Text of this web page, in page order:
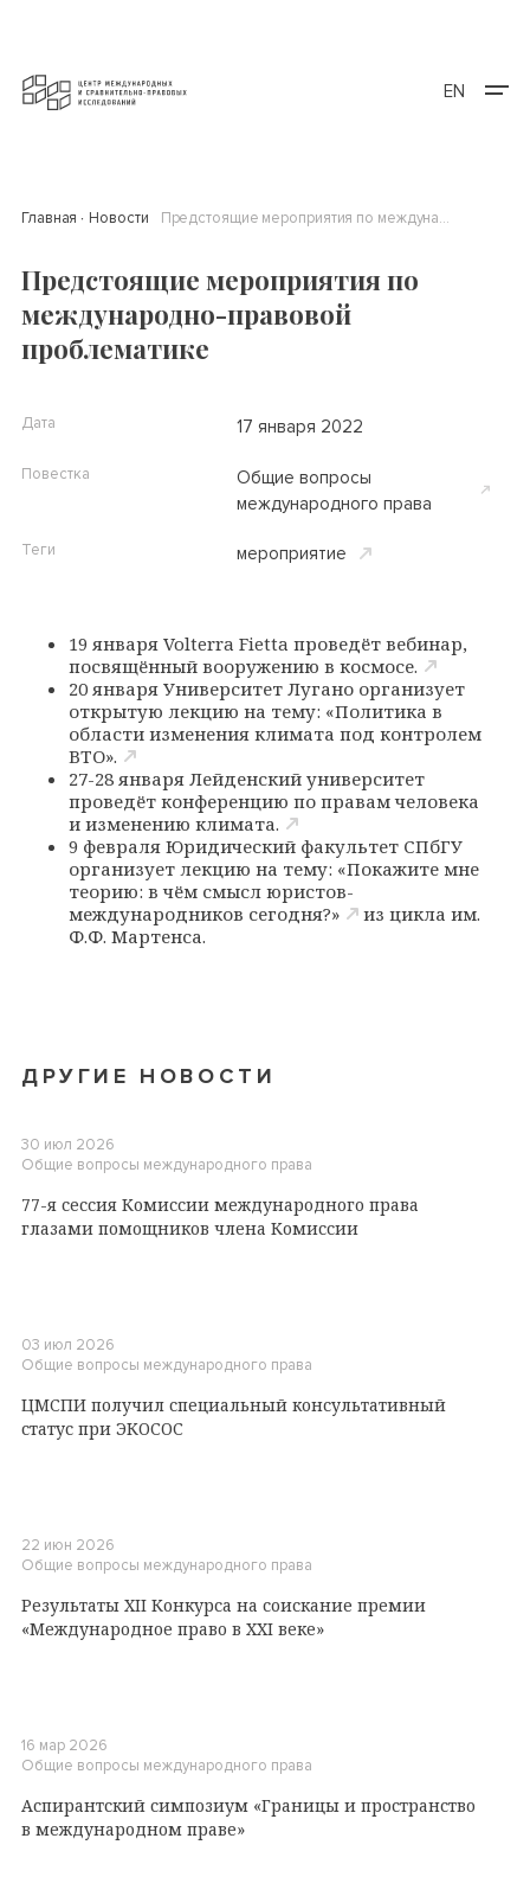
EN
Главная Новости Предстоящие мероприятия по международно-правовой проблематике
Предстоящие мероприятия по
международно-правовой
проблематике
19 января Volterra Fietta проведёт вебинар,
посвящённый вооружению в космосе.
20 января Университет Лугано организует
открытую лекцию на тему: «Политика в
области изменения климата под контролем
ВТО».
27-28 января Лейденский университет
проведёт конференцию по правам человека
и изменению климата.
9 февраля Юридический факультет СПбГУ
организует лекцию на тему: «Покажите мне
теорию: в чём смысл юристов-
международников сегодня?»
из цикла им.
Ф.Ф. Мартенса.
Дата 17 января 2022
Повестка
Общие вопросы
международного права
Теги мероприятие
ДРУГИЕ НОВОСТИ
30 июл 2026
Общие вопросы международного права
77-я сессия Комиссии международного права
глазами помощников члена Комиссии
03 июл 2026
Общие вопросы международного права
ЦМСПИ получил специальный консультативный
статус при ЭКОСОС
22 июн 2026
Общие вопросы международного права
Результаты XII Конкурса на соискание премии
«Международное право в XXI веке»
16 мар 2026
Общие вопросы международного права
Аспирантский симпозиум «Границы и пространство
в международном праве»